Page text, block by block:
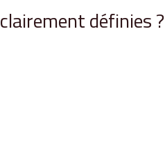
définies ?